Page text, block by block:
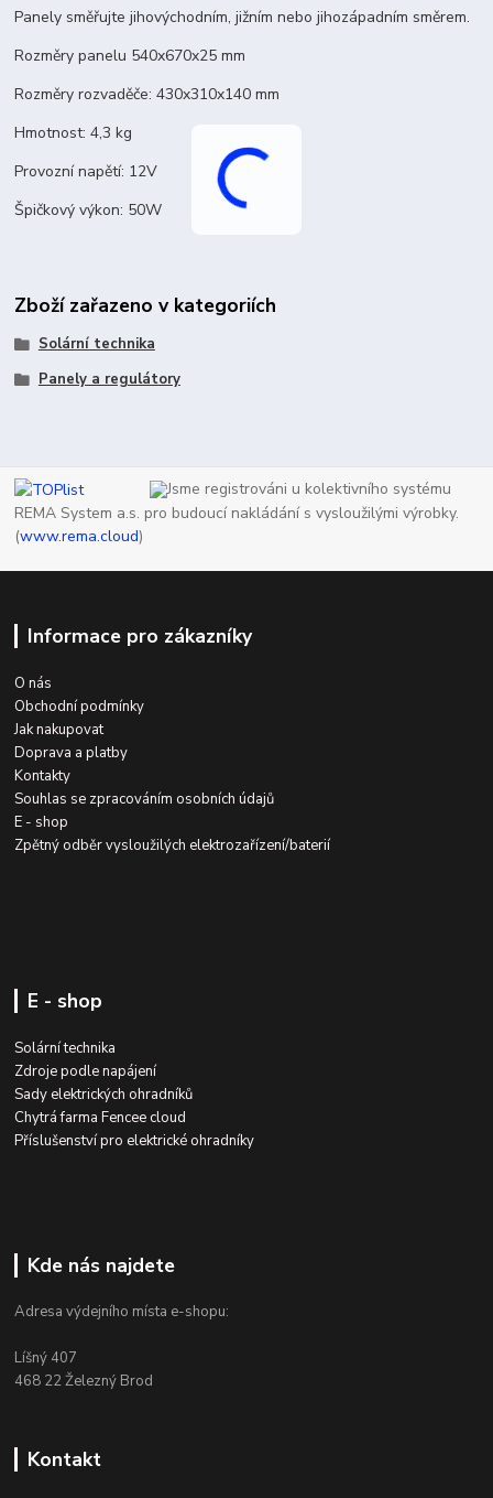
Panely směřujte jihovýchodním, jižním nebo jihozápadním směrem.
Rozměry panelu 540x670x25 mm
Rozměry rozvaděče: 430x310x140 mm
Hmotnost: 4,3 kg
Provozní napětí: 12V
Špičkový výkon: 50W
Zboží zařazeno v kategoriích
Solární technika
Panely a regulátory
Jsme registrováni u kolektivního systému
REMA System a.s. pro budoucí nakládání s vysloužilými výrobky.
(www.rema.cloud)
Informace pro zákazníky
O nás
Obchodní podmínky
Jak nakupovat
Doprava a platby
Kontakty
Souhlas se zpracováním osobních údajů
E - shop
Zpětný odběr vysloužilých elektrozařízení/baterií
E - shop
Solární technika
Zdroje podle napájení
Sady elektrických ohradníků
Chytrá farma Fencee cloud
Příslušenství pro elektrické ohradníky
Kde nás najdete
Adresa výdejního místa e-shopu:
Líšný 407
468 22 Železný Brod
Kontakt